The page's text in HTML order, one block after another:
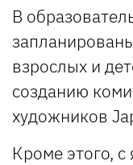
В
взрослых и
созданию
художников
Кроме этого,